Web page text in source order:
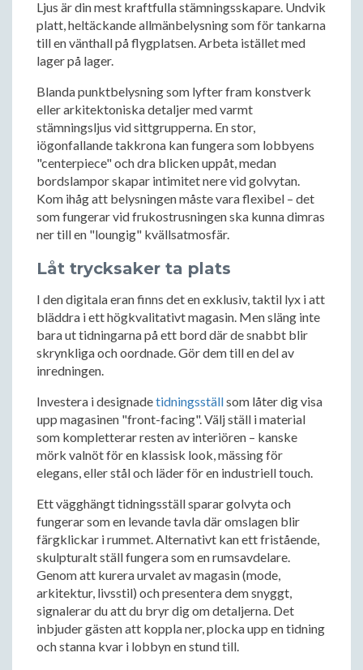
Ljus är din mest kraftfulla stämningsskapare. Undvik
platt, heltäckande allmänbelysning som för tankarna
till en vänthall på flygplatsen. Arbeta istället med
lager på lager.
Blanda punktbelysning som lyfter fram konstverk
eller arkitektoniska detaljer med varmt
stämningsljus vid sittgrupperna. En stor,
iögonfallande takkrona kan fungera som lobbyens
"centerpiece" och dra blicken uppåt, medan
bordslampor skapar intimitet nere vid golvytan.
Kom ihåg att belysningen måste vara flexibel – det
som fungerar vid frukostrusningen ska kunna dimras
ner till en "loungig" kvällsatmosfär.
Låt trycksaker ta plats
I den digitala eran finns det en exklusiv, taktil lyx i att
bläddra i ett högkvalitativt magasin. Men släng inte
bara ut tidningarna på ett bord där de snabbt blir
skrynkliga och oordnade. Gör dem till en del av
inredningen.
Investera i designadetidningsställsom låter dig visa
upp magasinen "front-facing". Välj ställ i material
som kompletterar resten av interiören – kanske
mörk valnöt för en klassisk look, mässing för
elegans, eller stål och läder för en industriell touch.
Ett vägghängt tidningsställ sparar golvyta och
fungerar som en levande tavla där omslagen blir
färgklickar i rummet. Alternativt kan ett fristående,
skulpturalt ställ fungera som en rumsavdelare.
Genom att kurera urvalet av magasin (mode,
arkitektur, livsstil) och presentera dem snyggt,
signalerar du att du bryr dig om detaljerna. Det
inbjuder gästen att koppla ner, plocka upp en tidning
och stanna kvar i lobbyn en stund till.